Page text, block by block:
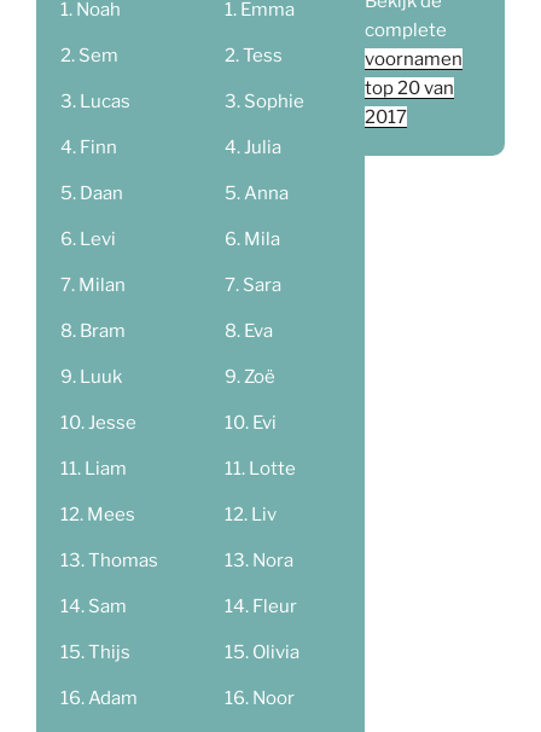
Noah
Sem
Lucas
Finn
Daan
Levi
Milan
Bram
Luuk
Jesse
Liam
Mees
Thomas
Sam
Thijs
Adam
Emma
Tess
Sophie
Julia
Anna
Mila
Sara
Eva
Zoë
Evi
Lotte
Liv
Nora
Fleur
Olivia
Noor
complete
voornamen
top 20 van
2017